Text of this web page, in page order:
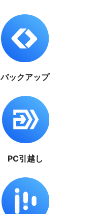
バックアップ
PC引越し